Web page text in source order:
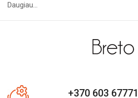
Daugiau...
+370 603 67771